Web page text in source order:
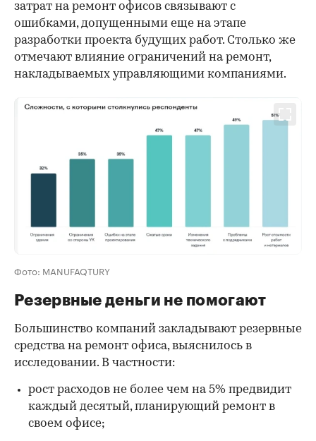
00:00
затрат на ремонт офисов связывают с
ошибками, допущенными еще на этапе
разработки проекта будущих работ. Столько же
отмечают влияние ограничений на ремонт,
накладываемых управляющими компаниями.
Фото: MANUFAQTURY
Резервные деньги не помогают
Большинство компаний закладывают резервные
средства на ремонт офиса, выяснилось в
исследовании. В частности:
рост расходов не более чем на 5% предвидит
каждый десятый, планирующий ремонт в
своем офисе;